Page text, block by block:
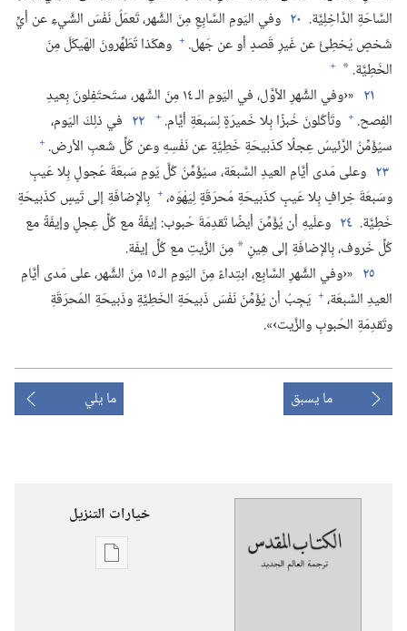
السَّاحَةِ الدَّاخِلِيَّة.‏ ٢٠ وفي اليَومِ السَّابِعِ مِنَ الشَّهر،‏ تَعمَلُ نَفْسَ الشَّيءِ عن أيِّ
شَخصٍ يُخطِئُ عن غَيرِ قَصدٍ أو عن جَهل.‏ + وهكَذا تُطَهِّرونَ الهَيكَلَ مِنَ
الخَطِيَّة.‏ *
+
٢١
«‹وفي الشَّهرِ الأوَّل،‏ في اليَومِ الـ‍ ١٤ مِنَ الشَّهر،‏ ستَحتَفِلونَ بِعيدِ
الفِصح.‏ + وتَأكُلونَ خُبزًا بِلا خَميرَةٍ لِسَبعَةِ أيَّام.‏ + ٢٢ في ذلِكَ اليَوم،‏
سيُؤَمِّنُ الرَّئيسُ عِجلًا كذَبيحَةِ خَطِيَّةٍ عن نَفْسِهِ وعن كُلِّ شَعبِ الأرض.‏ +
٢٣ وعلى مَدى أيَّامِ العيدِ السَّبعَة،‏ سيُؤَمِّنُ كُلَّ يَومٍ سَبعَةَ عُجولٍ بِلا عَيبٍ
وسَبعَةَ خِرافٍ بِلا عَيبٍ كذَبيحَةِ مُحرَقَةٍ لِيَهْوَه،‏ + بِالإضافَةِ إلى تَيسٍ كذَبيحَةِ
خَطِيَّة.‏ ٢٤ وعلَيهِ أن يُؤَمِّنَ أيضًا تَقدِمَةَ حُبوب:‏ إيفَةً مع كُلِّ عِجلٍ وإيفَةً مع
كُلِّ خَروف،‏ بِالإضافَةِ إلى هِينٍ * مِنَ الزَّيتِ مع كُلِّ إيفَة.‏
٢٥
«‹وفي الشَّهرِ السَّابِع،‏ ابتِداءً مِنَ اليَومِ الـ‍ ١٥ مِنَ الشَّهر،‏ على مَدى أيَّامِ
العيدِ السَّبعَة،‏ + يَجِبُ أن يُؤَمِّنَ نَفْسَ ذَبيحَةِ الخَطِيَّةِ وذَبيحَةِ المُحرَقَةِ
وتَقدِمَةِ الحُبوبِ والزَّيت›».‏
ما يسبق ما يلي
خيارات التنزيل
خيارات